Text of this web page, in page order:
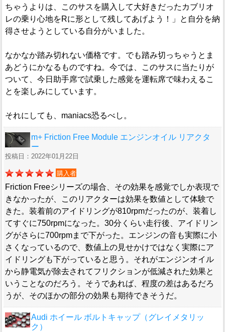
ちゃうよりは、このサスを購入して大好きだったカブリオ
レの乗り心地をRに形として残してあげよう！」と自分を納
得させようとしている自分がいました。
なかなか踏み切れない価格です。でも踏み切っちゃうとま
あどうにかなるものですね。今では、このサスに当たりが
ついて、今日助手席で試乗した感覚を運転席で味わえるこ
とを楽しみにしています。
それにしても、maniacs恐るべし。
m+ Friction Free Module エンジンオイル リアクタ
ー
投稿日：2022年01月22日
購入者
Friction Freeシリーズの場合、その効果を感覚でしか表現で
きなかったが、このリアクターは効果を数値として体験で
きた。装着前のアイドリングが810rpmだったのが、装着し
てすぐに750rpmになった。30分くらい走行後、アイドリン
グがさらに700rpmまで下がった。エンジンの音も実際に小
さくなっているので、数値上の見せかけではなく実際にア
イドリングも下がっていると思う。それがエンジンオイル
から静電気が除去されてフリクションが低減された効果と
いうことなのだろう。そうであれば、程度の差はあるだろ
うが、そのほかの部分の効果も期待できそうだ。
Audi ホイール ボルトキャップ（グレイメタリッ
ク）